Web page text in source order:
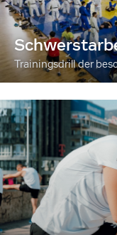
Trainingsdrill der